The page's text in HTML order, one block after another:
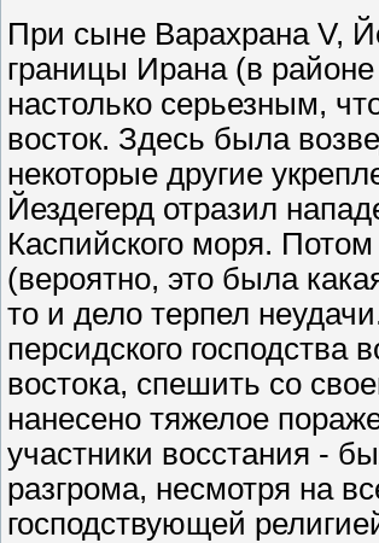
При сыне Варахрана V,
границы Ирана (в
настолько серьезным,
восток. Здесь была
некоторые другие
Йездегерд отразил
Каспийского моря.
(вероятно, это была
то и дело терпел
персидского
востока, спешить со
нанесено тяжелое
участники восстания -
разгрома, несмотря на
господствующей